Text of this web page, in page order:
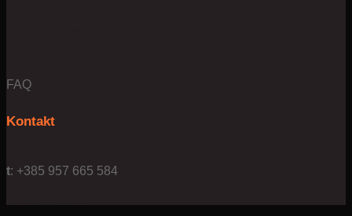
FAQ
Kontakt
t: +385 957 665 584